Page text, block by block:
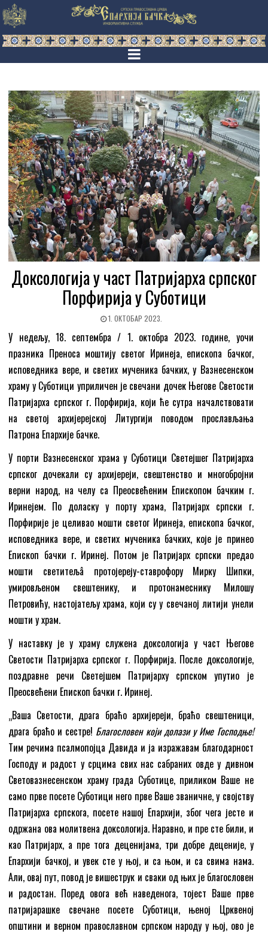
Доксологија у част Патријарха српског
Порфирија у Суботици
1. ОКТОБАР 2023.
У недељу, 18. септембра / 1. октобра 2023. године, уочи
празника Преноса моштију светог Иринеја, епископа бачког,
исповедника вере, и светих мученика бачких, у Вазнесенском
храму у Суботици уприличен је свечани дочек Његове Светости
Патријарха српског г. Порфирија, који ће сутра началствовати
на светој архијерејској Литургији поводом прослављања
Патрона Епархије бачке.
У порти Вазнесенског храма у Суботици Светејшег Патријарха
српског дочекали су архијереји, свештенство и многобројни
верни народ, на челу са Преосвећеним Епископом бачким г.
Иринејем. По доласку у порту храма, Патријарх српски г.
Порфирије је целивао мошти светог Иринеја, епископа бачког,
исповедника вере, и светих мученика бачких, које је принео
Епископ бачки г. Иринеј. Потом је Патријарх српски предао
мошти светитељâ протојереју-ставрофору Мирку Шипки,
умировљеном свештенику, и протонамеснику Милошу
Петровићу, настојатељу храма, који су у свечаној литији унели
мошти у храм.
У наставку је у храму служена доксологија у част Његове
Светости Патријарха српског г. Порфирија. После доксологије,
поздравне речи Светејшем Патријарху српском упутио је
Преосвећени Епископ бачки г. Иринеј.
„Ваша Светости, драга браћо архијереји, браћо свештеници,
драга браћо и сестре! Благословен који долази у Име Господње!
Тим речима псалмопојца Давида и ја изражавам благодарност
Господу и радост у срцима свих нас сабраних овде у дивном
Световазнесенском храму града Суботице, приликом Ваше не
само прве посете Суботици него прве Ваше званичне, у својству
Патријарха српскога, посете нашој Епархији, због чега јесте и
одржана ова молитвена доксологија. Наравно, и пре сте били, и
као Патријарх, а пре тога деценијама, три добре деценије, у
Епархији бачкој, и увек сте у њој, и са њом, и са свима нама.
Али, овај пут, повод је вишеструк и сваки од њих је благословен
и радостан. Поред овога већ наведенога, тојест Ваше прве
патријарашке свечане посете Суботици, њеној Црквеној
општини и верном православном српском народу у њој, ово је